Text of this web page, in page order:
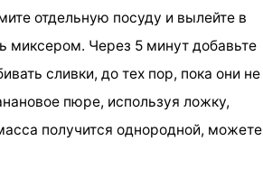
отдельную посуду и вылейте в
миксером. Через 5 минут добавьте
сливки, до тех пор, пока они не
пюре, используя ложку,
получится однородной, можете